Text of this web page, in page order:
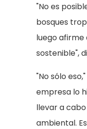
"No es
bosques
luego
sostenible",
"No sólo
empresa lo
llevar a
ambiental.